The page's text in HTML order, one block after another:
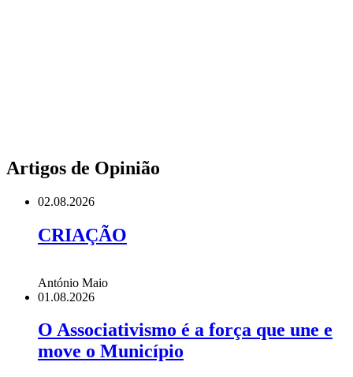
Artigos de Opinião
02.08.2026
CRIAÇÃO
António Maio
01.08.2026
O Associativismo é a força que une e
move o Município